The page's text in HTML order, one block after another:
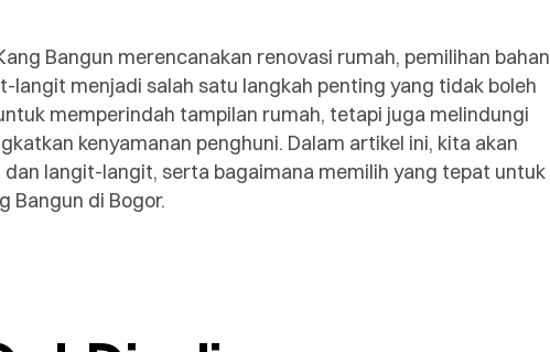
Bangun merencanakan renovasi rumah, pemilihan bahan
menjadi salah satu langkah penting yang tidak boleh
memperindah tampilan rumah, tetapi juga melindungi
kenyamanan penghuni. Dalam artikel ini, kita akan
langit-langit, serta bagaimana memilih yang tepat untuk
Bangun di Bogor.